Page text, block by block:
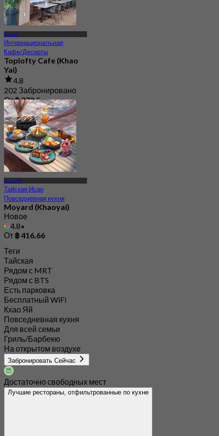
Корат
Интернациональная
Кафе/Десерты
Toplofty Cafe (Khao
Yai)
4.8
202 Забронировано
От฿ 272.5
Кхао Яй
Тайская Исан
Повседневная кухня
Moyard (Khaoyai)
Новое
4.8
От ฿ 416.66
Теги
Тайская
Рядом с MRT
Рядом с BTS
Есть парковка
Бесплатный WiFi
Кхао Яй
Повседневная кухня
Для всей семьи
Гриль/Барбекю
На открытом воздухе
Забронировать Сейчас
Достаточно свободных мест
Лучшие рестораны, отфильтрованные по кухне